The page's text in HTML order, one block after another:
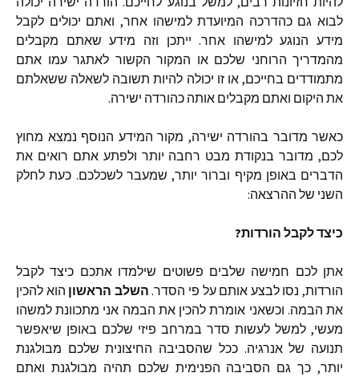
לבוא גם כהדרכה המיועדת למישהו אחר, ואתם יכולים לקבל
מידע הנוגע למישהו אחר. ייתכן וזה מידע שאתם מקבלים
מהמדריך הרוחני שלכם או המקור הקשור לאתגר עמו אתם
מתמודדים בחייכם,או זו יכולה להיות תשובה לשאלה ששאלתם
את היקום ואתם מקבלים אותה כהורדה ישירה.
כאשר מדובר בהורדה ישירה, מקור המידע הנוסף נמצא מחוץ
לכם, מדובר בנקודת מבט רחבה יותר ולפתע אתם רואים את
הדברים באופן מקיף וברור יותר, שמעבר לשכלכם. כעת לחלק
השני של ההרצאה:
כיצדלקבל הורדות?
אתן לכם חמישה שלבים פשוטים שילמדו אתכם כיצד לקבל
הורדות, נסו לבצע אותם על פי הסדר. השלב הראשון הוא להכין
את הבמה. וכשאני אומרת להכין את הבמה אני מתכוונת למשהו
מעשי, למשל לעשות סדר במרחב פיזי שלכם באופן שיאפשר
תנועה של אנרגיה.ככל שהסביבה החיצונית שלכם מבולגנת
יותר, כך גם הסביבה הפנימית שלכם תהיה מבולגנת ואתם